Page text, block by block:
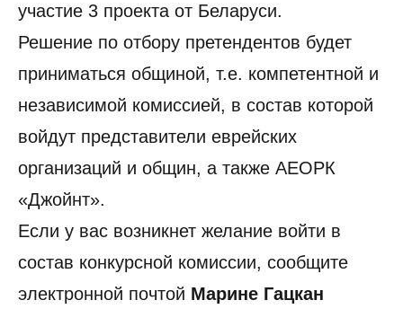
участие 3 проекта от Беларуси.
Решение по отбору претендентов будет
приниматься общиной, т.е. компетентной и
независимой комиссией, в состав которой
войдут представители еврейских
организаций и общин, а также АЕОРК
«Джойнт».
Если у вас возникнет желание войти в
состав конкурсной комиссии, сообщите
электронной почтой Марине Гацкан